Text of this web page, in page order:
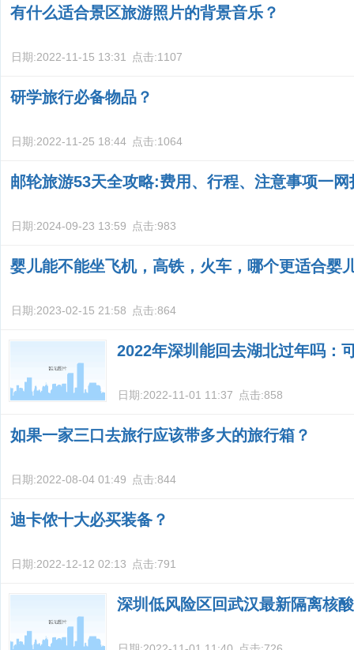
有什么适合景区旅游照片的背景音乐？
日期:2022-11-15 13:31 点击:1107
研学旅行必备物品？
日期:2022-11-25 18:44 点击:1064
邮轮旅游53天全攻略:费用、行程、注意事项一网
日期:2024-09-23 13:59 点击:983
婴儿能不能坐飞机，高铁，火车，哪个更适合婴
日期:2023-02-15 21:58 点击:864
2022年深圳能回去湖北过年吗：
日期:2022-11-01 11:37 点击:858
如果一家三口去旅行应该带多大的旅行箱？
日期:2022-08-04 01:49 点击:844
迪卡侬十大必买装备？
日期:2022-12-12 02:13 点击:791
深圳低风险区回武汉最新隔离核